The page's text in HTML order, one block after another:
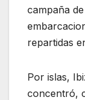
campaña
repartidas
Por islas,
concentró,